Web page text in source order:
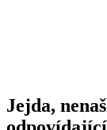
Jejda,